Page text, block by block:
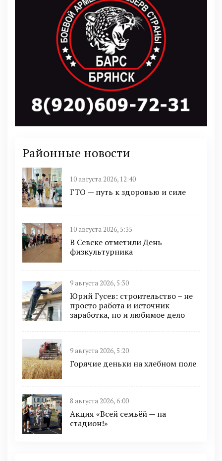
Районные новости
10 августа 2026, 12:40
ГТО — путь к здоровью и силе
10 августа 2026, 5:35
В Севске отметили День
физкультурника
9 августа 2026, 5:30
Юрий Гусев: строительство – не
просто работа и источник
заработка, но и любимое дело
9 августа 2026, 5:20
Горячие деньки на хлебном поле
8 августа 2026, 6:00
Акция «Всей семьёй — на
стадион!»